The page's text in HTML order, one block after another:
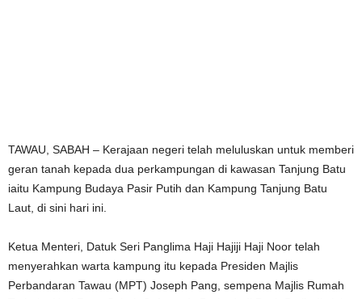
TAWAU, SABAH – Kerajaan negeri telah meluluskan untuk memberi
geran tanah kepada dua perkampungan di kawasan Tanjung Batu
iaitu Kampung Budaya Pasir Putih dan Kampung Tanjung Batu
Laut, di sini hari ini.
Ketua Menteri, Datuk Seri Panglima Haji Hajiji Haji Noor telah
menyerahkan warta kampung itu kepada Presiden Majlis
Perbandaran Tawau (MPT) Joseph Pang, sempena Majlis Rumah